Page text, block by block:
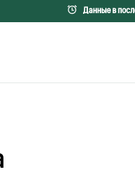
Данные в